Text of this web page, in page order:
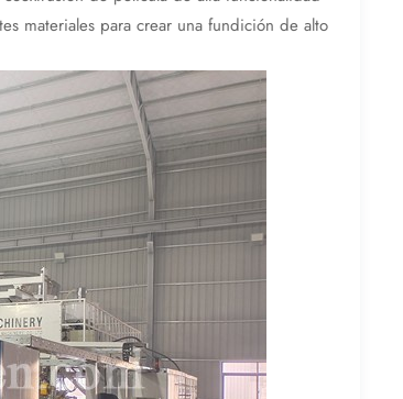
materiales para crear una fundición de alto